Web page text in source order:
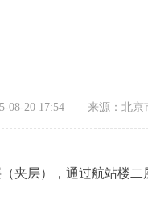
08-20 17:54 来源：​北京
层），通过航站楼二